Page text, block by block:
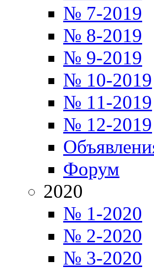
№ 7-2019
№ 8-2019
№ 9-2019
№ 10-2019
№ 11-2019
№ 12-2019
Форум
2020
№ 1-2020
№ 2-2020
№ 3-2020